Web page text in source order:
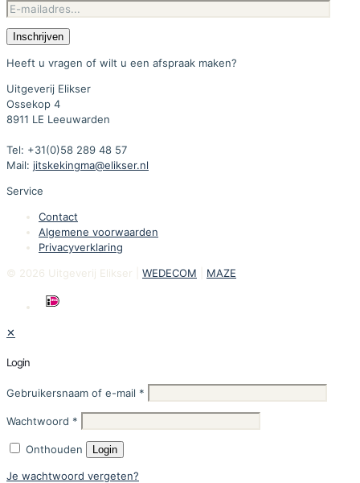
Heeft u vragen of wilt u een afspraak maken?
Uitgeverij Elikser
Ossekop 4
8911 LE Leeuwarden
Tel: +31(0)58 289 48 57
Mail: jitskekingma@elikser.nl
Service
Contact
Algemene voorwaarden
Privacyverklaring
© 2026 Uitgeverij Elikser | WEDECOM MAZE
✕
Login
Gebruikersnaam of e-mail *
Wachtwoord *
Onthouden Login
Je wachtwoord vergeten?